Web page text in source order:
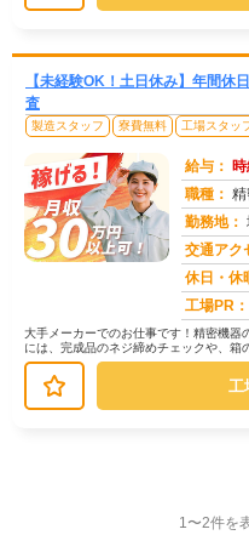
【未経験OK！土日休み】年間休
査
製造スタッフ 寮費無料 工場スタッ
給与： 時
職種：
勤務地：
交通アク
休日・休
工場PR：
大手メーカーでのお仕事です！精密機
には、完成品のネジ締めチェックや、箱
す。未経験の方でも安心して始められ...
工
1〜2件を